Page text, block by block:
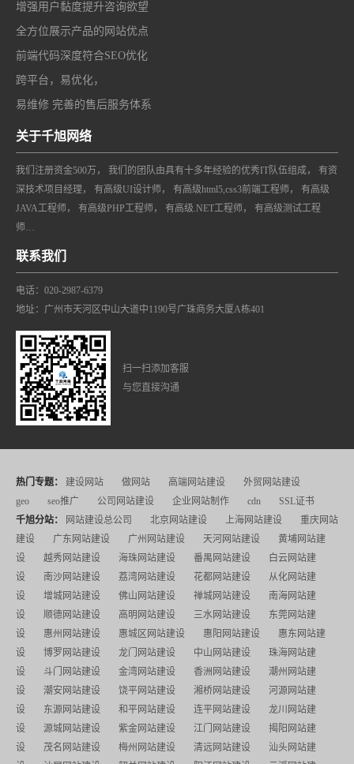
增强用户黏度提升咨询欲望
全方位展示产品的网站优点
前端代码深度符合SEO优化
跨平台，易优化，
易维修 完善的售后服务体系
关于千旭网络
我们注册资金500万， 我们的团队由具有十多年经验的优秀IT队伍组成， 有资
深技术项目经理， 有高级UI设计师， 有高级html5,css3前端工程师， 有高级
JAVA工程师， 有高级PHP工程师， 有高级.NET工程师， 有高级测试工程
师…
联系我们
电话：020-2987-6379
地址：广州市天河区中山大道中1190号广珠商务大厦A栋401
扫一扫添加客服
与您直接沟通
热门专题： 建设网站 做网站 高端网站建设
外贸网站建设
geo
seo推广 公司网站建设 企业网站制作 cdn
SSL证书
千旭分站：
网站建设总公司 北京网站建设 上海网站建设
重庆网站
建设
广东网站建设 广州网站建设 天河网站建设
黄埔网站建
设
越秀网站建设 海珠网站建设 番禺网站建设
白云网站建
设
南沙网站建设 荔湾网站建设 花都网站建设
从化网站建
设
增城网站建设 佛山网站建设 禅城网站建设
南海网站建
设
顺德网站建设 高明网站建设 三水网站建设
东莞网站建
设
惠州网站建设 惠城区网站建设 惠阳网站建设
惠东网站建
设
博罗网站建设 龙门网站建设 中山网站建设
珠海网站建
设
斗门网站建设 金湾网站建设 香洲网站建设
潮州网站建
设
潮安网站建设 饶平网站建设 湘桥网站建设
河源网站建
设
东源网站建设 和平网站建设 连平网站建设
龙川网站建
设
源城网站建设 紫金网站建设 江门网站建设
揭阳网站建
设
茂名网站建设 梅州网站建设 清远网站建设
汕头网站建